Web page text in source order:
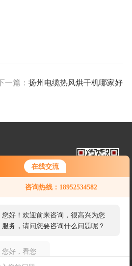
在线交流
咨询热线：18952534582
服务，请问您要咨询什么问题呢？
您好，看您停留很久了，是否找到
了需求产品，您可以直接在线与我
一篇： 扬州电缆热风烘干机哪家好